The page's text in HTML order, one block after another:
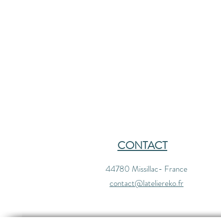
CONTACT
44780 Missillac- France
contact@lateliereko.fr